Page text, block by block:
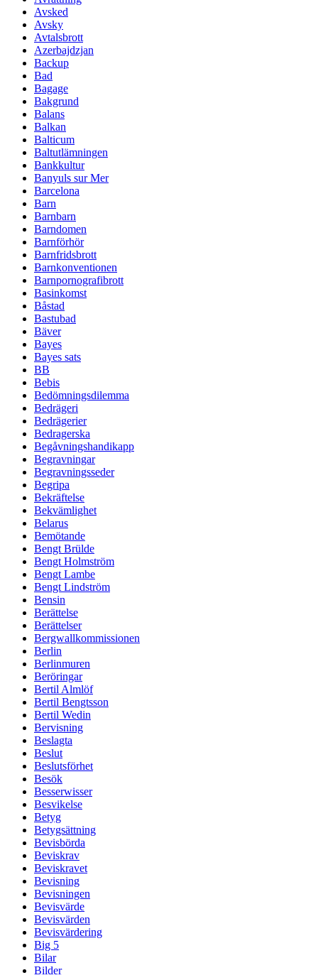
Avsked
Avsky
Avtalsbrott
Azerbajdzjan
Backup
Bad
Bagage
Bakgrund
Balans
Balkan
Balticum
Baltutlämningen
Bankkultur
Banyuls sur Mer
Barcelona
Barn
Barnbarn
Barndomen
Barnförhör
Barnfridsbrott
Barnkonventionen
Barnpornografibrott
Basinkomst
Båstad
Bastubad
Bäver
Bayes
Bayes sats
BB
Bebis
Bedömningsdilemma
Bedrägeri
Bedrägerier
Bedragerska
Begåvningshandikapp
Begravningar
Begravningsseder
Begripa
Bekräftelse
Bekvämlighet
Belarus
Bemötande
Bengt Brülde
Bengt Holmström
Bengt Lambe
Bengt Lindström
Bensin
Berättelse
Berättelser
Bergwallkommissionen
Berlin
Berlinmuren
Beröringar
Bertil Almlöf
Bertil Bengtsson
Bertil Wedin
Bervisning
Beslagta
Beslut
Beslutsförhet
Besök
Besserwisser
Besvikelse
Betyg
Betygsättning
Bevisbörda
Beviskrav
Beviskravet
Bevisning
Bevisningen
Bevisvärde
Bevisvärden
Bevisvärdering
Big 5
Bilar
Bilder